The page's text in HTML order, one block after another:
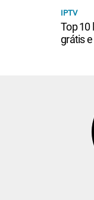
IPTV
Top 10
grátis